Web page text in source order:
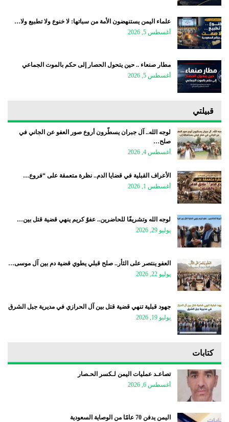
علماء اليمن يستنهضون الأمة من سباتها: لا خنوع ولا تطبيع ولا…
أغسطس 5, 2026
مطار صنعاء .. حين يتحول الحصار إلى حكم بالموت الجماعي
أغسطس 5, 2026
قبيلتي
لوجه الله.. آل جبران يسطّرون أروع صور العفو عن الجاني في
صلح…
أغسطس 4, 2026
الأعراف القبلية في قضايا الدم.. نظرة متعمقة على “فروع…
أغسطس 1, 2026
لوجه الله وتشريفًا للحاضرين.. عفوٌ كريم ينهي قضية قتل بين…
يوليو 29, 2026
العفو ينتصر على الثأر.. صلح قبلي يطوي قضية دم بين آل موسى…
يوليو 22, 2026
جهود قبلية تنهي قضية قتل بين آل الحرازي في مديرية جبل الشرق
يوليو 19, 2026
كتابات
تصاعـد عمليات اليمن لـكسر الحـصار
أغسطس 6, 2026
اليمن يدفن 70 عامًا من الوصاية السعودية